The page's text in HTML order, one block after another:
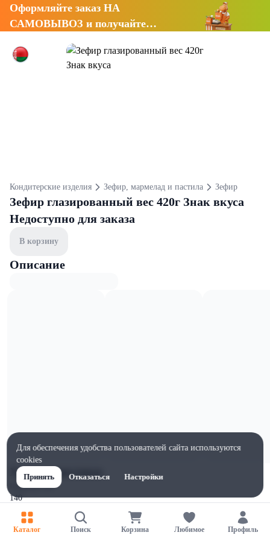
Оформляйте заказ НА
САМОВЫВОЗ и получайте
Кондитерские изделия Зефир, мармелад и пастила Зефир
Зефир глазированный вес 420г Знак вкуса
Недоступно для заказа
В корзину
Описание
Характеристики
Ширина, мм
140
Высота, мм
185
Каталог Поиск Корзина Любимое Профиль
Для обеспечения удобства пользователей сайта используются
cookies
Принять
Отказаться Настройки